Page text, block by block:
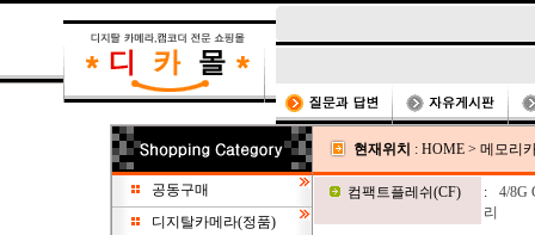
공동구매
디지탈카메라(정품)
현재위치 : HOME> 메모리
컴팩트플레쉬(CF) :
4/8G
리